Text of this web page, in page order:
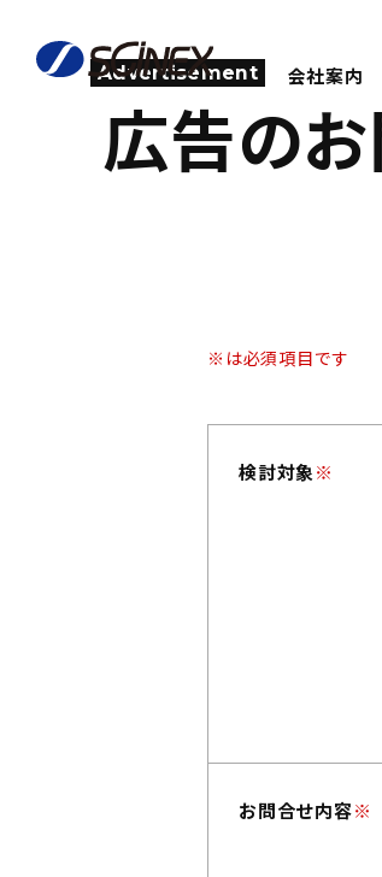
会社案内
Advertisement
広告の
※は必須項目です
検討対象※
お問合せ内容※